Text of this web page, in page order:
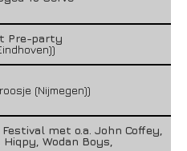
Pre-party
(Nijmegen))
met o.a. John Coffey,
Wodan Boys,